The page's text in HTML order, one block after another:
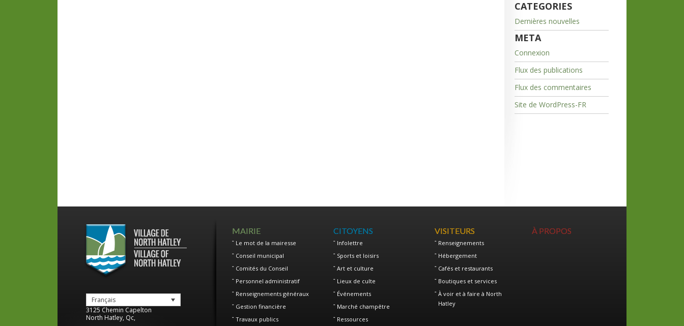
CATEGORIES
Dernières nouvelles
META
Connexion
Flux des publications
Flux des commentaires
Site de WordPress-FR
Français
3125 Chemin Capelton
North Hatley, Qc,
MAIRIE
Le mot de la mairesse
Conseil municipal
Comités du Conseil
Personnel administratif
Renseignements généraux
Gestion financière
Travaux publics
CITOYENS
Infolettre
Sports et loisirs
Art et culture
Lieux de culte
Événements
Marché champêtre
Ressources
VISITEURS
Renseignements
Hébergement
Cafés et restaurants
Boutiques et services
À voir et à faire à North
Hatley
À PROPOS